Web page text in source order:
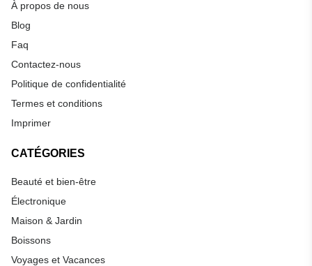
À propos de nous
Blog
Faq
Contactez-nous
Politique de confidentialité
Termes et conditions
Imprimer
CATÉGORIES
Beauté et bien-être
Électronique
Maison & Jardin
Boissons
Voyages et Vacances